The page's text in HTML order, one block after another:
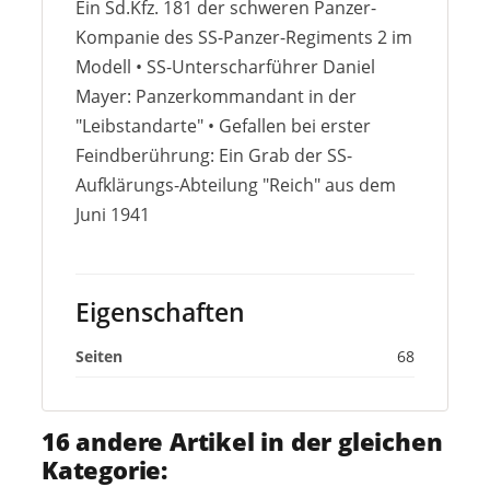
Ein Sd.Kfz. 181 der schweren Panzer-
Kompanie des SS-Panzer-Regiments 2 im
Modell • SS-Unterscharführer Daniel
Mayer: Panzerkommandant in der
"Leibstandarte" • Gefallen bei erster
Feindberührung: Ein Grab der SS-
Aufklärungs-Abteilung "Reich" aus dem
Juni 1941
Eigenschaften
Seiten 68
16 andere Artikel in der gleichen
Kategorie: